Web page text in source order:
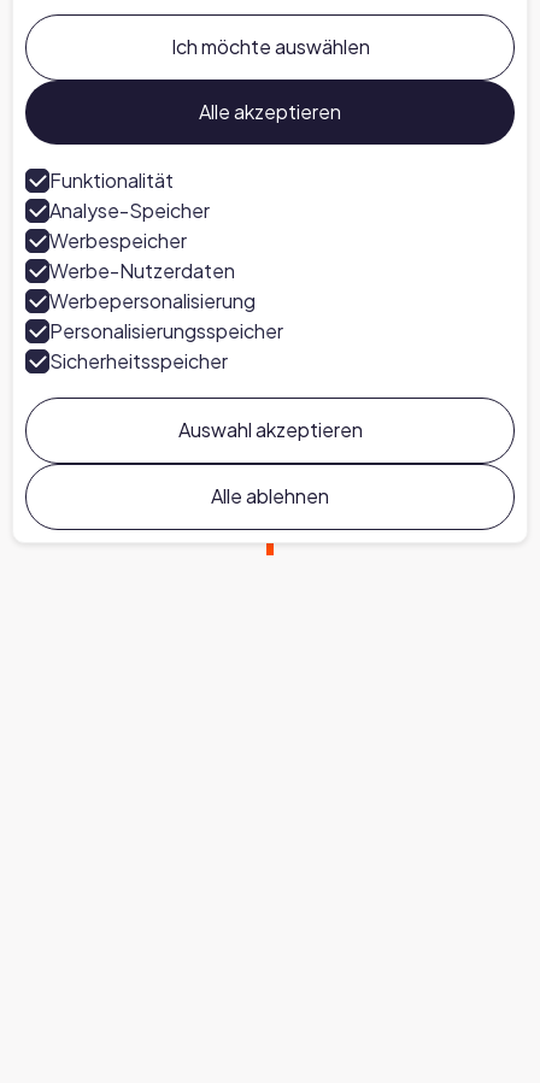
Ich möchte auswählen
Alle akzeptieren
Funktionalität
Analyse-Speicher
Werbespeicher
Werbe-Nutzerdaten
Werbepersonalisierung
Personalisierungsspeicher
Sicherheitsspeicher
Auswahl akzeptieren
Alle ablehnen